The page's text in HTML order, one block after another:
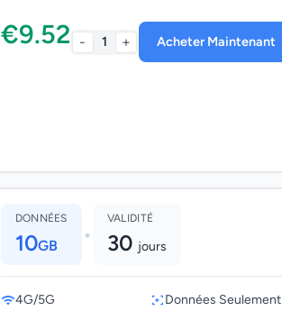
€9.52 - 1 + Acheter Maintenant
DONNÉES
10GB •
VALIDITÉ
30 jours
4G/5G
Données Seulement